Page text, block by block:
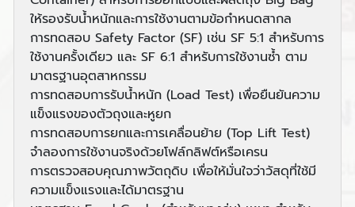
ให้รองรับน้ำหนักและการใช้งานตามข้อกำหนดสากล
การทดสอบ Safety Factor (SF) เช่น SF 5:1 สำหรับการ
ใช้งานครั้งเดียว และ SF 6:1 สำหรับการใช้งานซ้ำ ตาม
มาตรฐานอุตสาหกรรม
การทดสอบการรับน้ำหนัก (Load Test) เพื่อยืนยันความ
แข็งแรงของตัวถุงและหูยก
การทดสอบการยกและการเคลื่อนย้าย (Top Lift Test)
จำลองการใช้งานจริงด้วยโฟล์กลิฟต์หรือเครน
การตรวจสอบคุณภาพวัตถุดิบ เพื่อให้มั่นใจว่าวัสดุที่ใช้มี
ความแข็งแรงและได้มาตรฐาน